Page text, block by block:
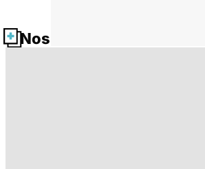
Nos fiches santé